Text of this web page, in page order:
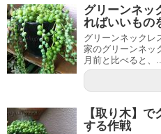
グリーンネッ
ればいいもの
グリーンネックレ
家のグリーンネッ
月前と比べると、
【取り木】
する作戦